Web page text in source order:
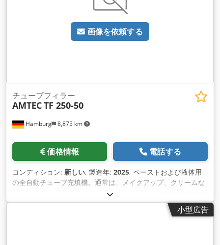
含まれています。 PLC制御、タッチスクリーンで操作します。
追加料金のオプション: 加熱式保管容器、保管容器用撹拌機、
さまざまなチューブ径用の追加フォーマット セット (トラフ)、
外部チューブ供給リフト。 – 仕様: アイドル時の最大機械サイ
量：40L;製品と接触する部品は316Lステンレス鋼で作 られてい
ます。電圧供給：220/380V、消費電力：3.1kW。圧縮空気：
0.4～0.6MPa機械寸法：L1950xW750xH1 850mm;機械の重
価格よりも安いことが多いのでご了承ください。梱包作業につ
入手できる新しいマシンは 30 ～ 50 種類あります。さらに、お
客様の仕様に合わせて製造される機械の納期は約 3 週間と非常
に短くなっています。 - すべてのマシンには完全な保証が付い
ています。
画像を依頼する
Hamburg 8,875 km
チューブフィラー
AMTECTF 250-50
価格情報 電話する
コンディション: 新しい, 製造年: 2025, ペーストおよび液体用
の全自動チューブ充填機。通常は、メイクアップ、クリームな
どの化粧品、シャワージェル、ヘアシャンプー、ヘアジェ ル、
歯磨き粉、日焼け止めなどの一般的なケア製品に使用されま
す。プラスチック製の既製チューブ（蓋付き）に適していま
小型広告